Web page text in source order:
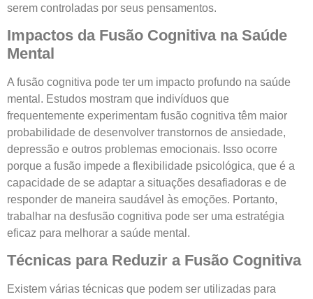
serem controladas por seus pensamentos.
Impactos da Fusão Cognitiva na Saúde
Mental
A fusão cognitiva pode ter um impacto profundo na saúde
mental. Estudos mostram que indivíduos que
frequentemente experimentam fusão cognitiva têm maior
probabilidade de desenvolver transtornos de ansiedade,
depressão e outros problemas emocionais. Isso ocorre
porque a fusão impede a flexibilidade psicológica, que é a
capacidade de se adaptar a situações desafiadoras e de
responder de maneira saudável às emoções. Portanto,
trabalhar na desfusão cognitiva pode ser uma estratégia
eficaz para melhorar a saúde mental.
Técnicas para Reduzir a Fusão Cognitiva
Existem várias técnicas que podem ser utilizadas para